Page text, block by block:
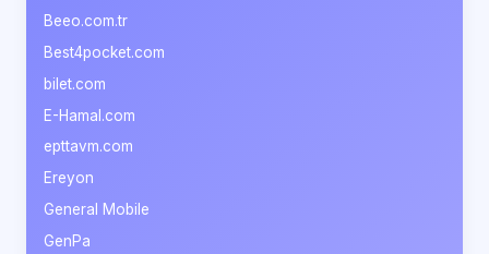
Beeo.com.tr
Best4pocket.com
bilet.com
E-Hamal.com
epttavm.com
Ereyon
General Mobile
GenPa